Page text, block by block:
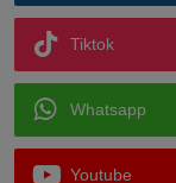
Tiktok
Whatsapp
Youtube